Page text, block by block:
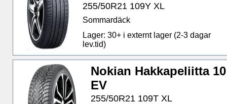
255/50R21 109Y XL
Sommardäck
Lager: 30+ i externt lager (2-3 dagar
lev.tid)
Nokian Hakkapeliitta 10
EV
255/50R21 109T XL